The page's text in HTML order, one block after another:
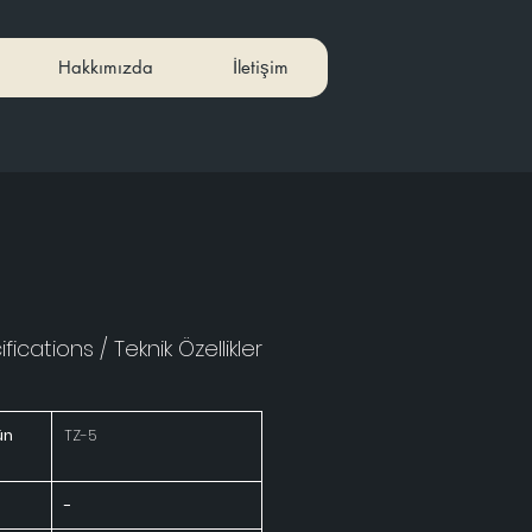
Hakkımızda İletişim
/ Teknik Özellikler
TZ-5
-